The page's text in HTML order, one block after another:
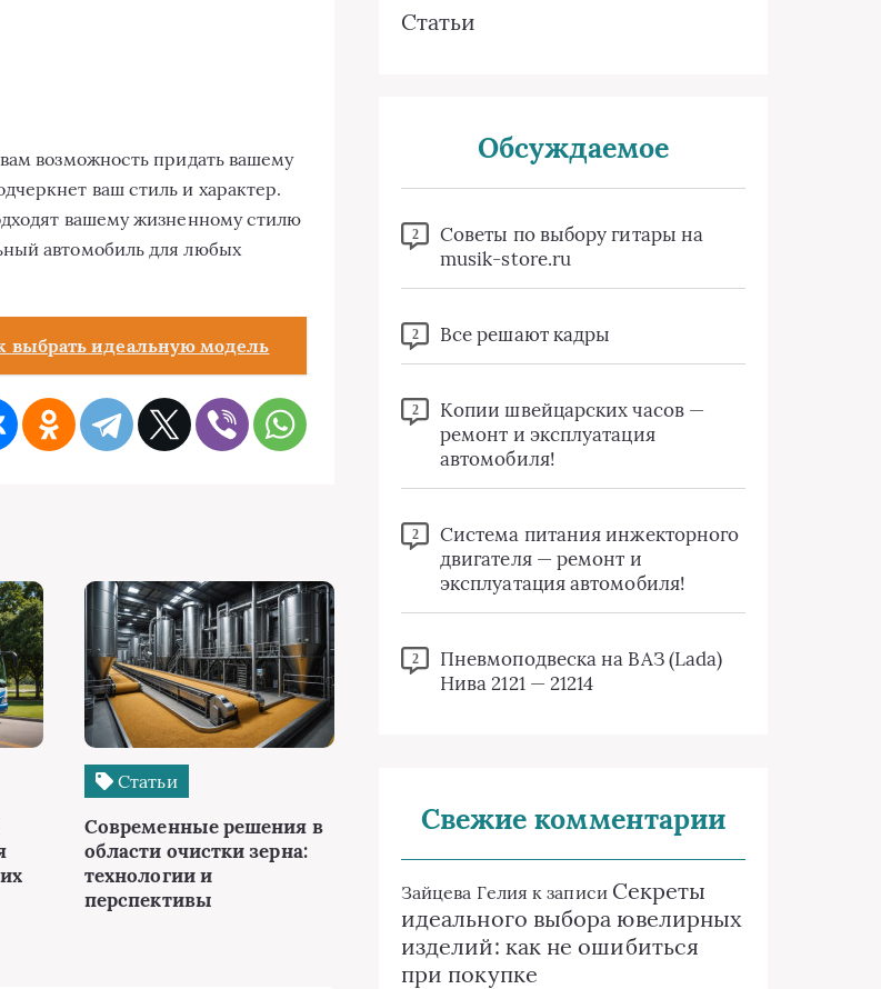
вам возможность придать вашему
ваш стиль и характер.
вашему жизненному стилю
автомобиль для любых
выбрать идеальную модель
Статьи
Современные решения в
области очистки зерна:
технологии и
перспективы
Статьи
Обсуждаемое
2
Советы по выбору гитары на
musik-store.ru
2 Все решают кадры
2
Копии швейцарских часов —
ремонт и эксплуатация
автомобиля!
2
Система питания инжекторного
двигателя — ремонт и
эксплуатация автомобиля!
2
Пневмоподвеска на ВАЗ (Lada)
Нива 2121 — 21214
Свежие комментарии
Зайцева Гелия к записи Секреты
идеального выбора ювелирных
изделий: как не ошибиться
при покупке